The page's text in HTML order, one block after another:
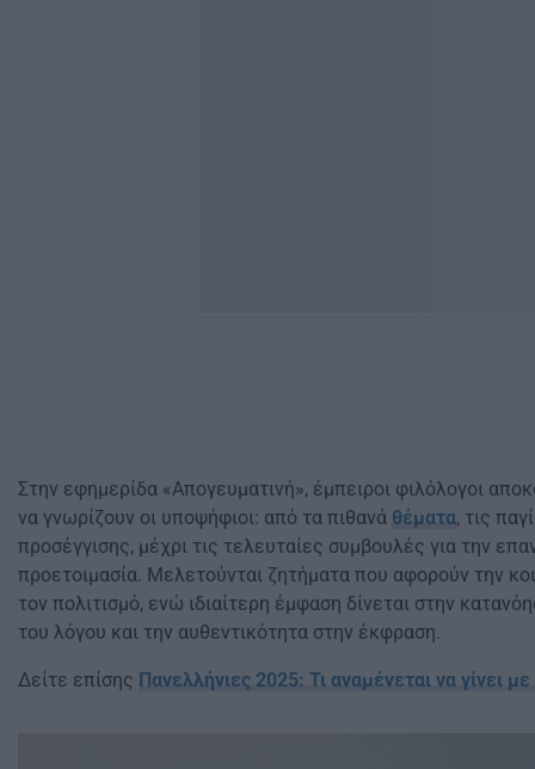
Στην εφημερίδα «Απογευματινή», έμπειροι φιλόλογοι
να γνωρίζουν οι υποψήφιοι: από τα πιθανά θέματα, τις
προσέγγισης, μέχρι τις τελευταίες συμβουλές για την
προετοιμασία. Μελετούνται ζητήματα που αφορούν την
τον πολιτισμό, ενώ ιδιαίτερη έμφαση δίνεται στην
του λόγου και την αυθεντικότητα στην έκφραση.
Δείτε επίσης Πανελλήνιες 2025: Τι αναμένεται να γίνει με